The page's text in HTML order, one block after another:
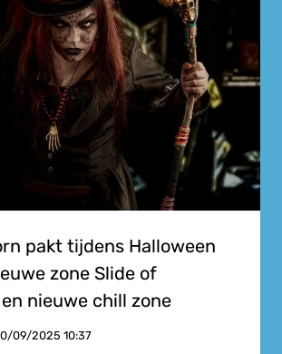
pakt tijdens Halloween
zone Slide of
nieuwe chill zone
09/2025 10:37